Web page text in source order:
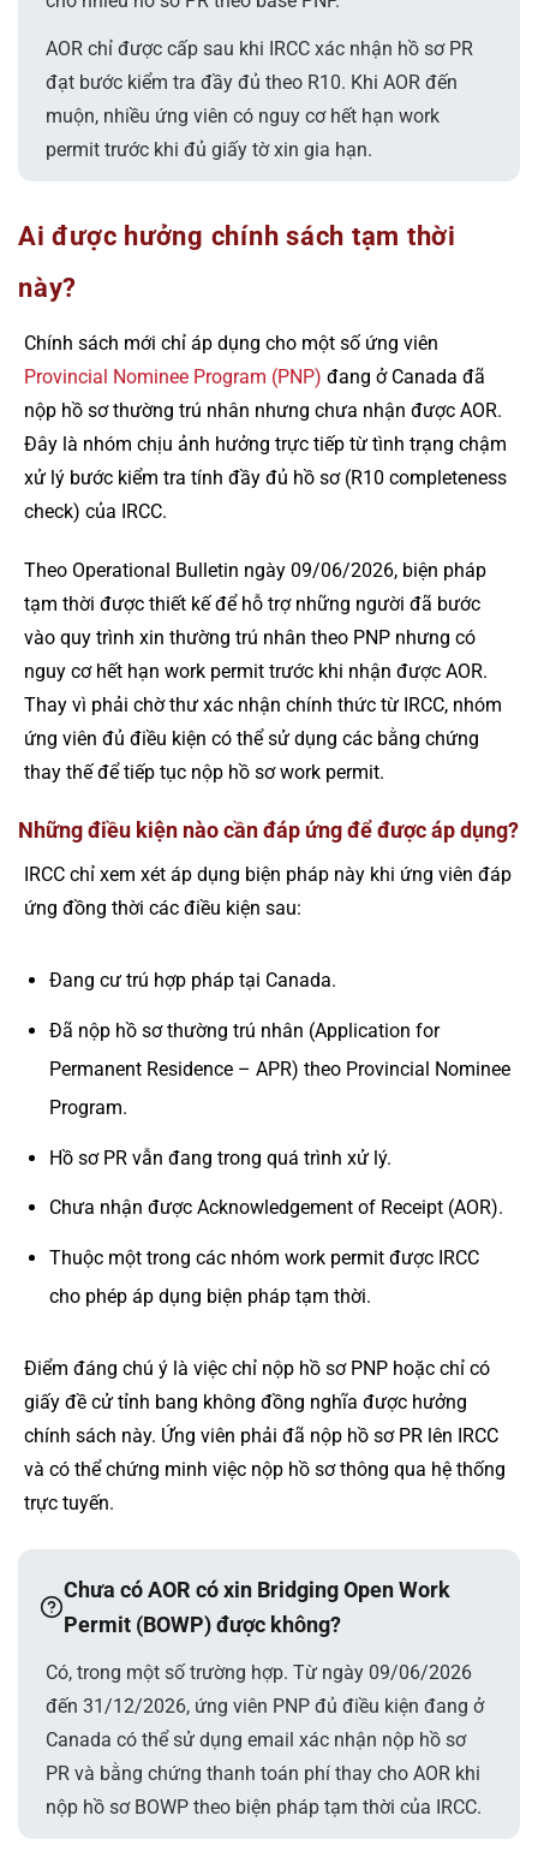
AOR chỉ được cấp sau khi IRCC xác nhận hồ sơ PR
đạt bước kiểm tra đầy đủ theo R10. Khi AOR đến
muộn, nhiều ứng viên có nguy cơ hết hạn work
permit trước khi đủ giấy tờ xin gia hạn.
Ai được hưởng chính sách tạm thời
này?
Chính sách mới chỉ áp dụng cho một số ứng viên
Provincial Nominee Program (PNP) đang ở Canada đã
nộp hồ sơ thường trú nhân nhưng chưa nhận được AOR.
Đây là nhóm chịu ảnh hưởng trực tiếp từ tình trạng chậm
xử lý bước kiểm tra tính đầy đủ hồ sơ (R10 completeness
check) của IRCC.
Theo Operational Bulletin ngày 09/06/2026, biện pháp
tạm thời được thiết kế để hỗ trợ những người đã bước
vào quy trình xin thường trú nhân theo PNP nhưng có
nguy cơ hết hạn work permit trước khi nhận được AOR.
Thay vì phải chờ thư xác nhận chính thức từ IRCC, nhóm
ứng viên đủ điều kiện có thể sử dụng các bằng chứng
thay thế để tiếp tục nộp hồ sơ work permit.
Những điều kiện nào cần đáp ứng để được áp dụng?
IRCC chỉ xem xét áp dụng biện pháp này khi ứng viên đáp
ứng đồng thời các điều kiện sau:
Đang cư trú hợp pháp tại Canada.
Đã nộp hồ sơ thường trú nhân (Application for
Permanent Residence – APR) theo Provincial Nominee
Program.
Hồ sơ PR vẫn đang trong quá trình xử lý.
Chưa nhận được Acknowledgement of Receipt (AOR).
Thuộc một trong các nhóm work permit được IRCC
cho phép áp dụng biện pháp tạm thời.
Điểm đáng chú ý là việc chỉ nộp hồ sơ PNP hoặc chỉ có
giấy đề cử tỉnh bang không đồng nghĩa được hưởng
chính sách này. Ứng viên phải đã nộp hồ sơ PR lên IRCC
và có thể chứng minh việc nộp hồ sơ thông qua hệ thống
trực tuyến.
Chưa có AOR có xin Bridging Open Work
Permit (BOWP) được không?
Có, trong một số trường hợp. Từ ngày 09/06/2026
đến 31/12/2026, ứng viên PNP đủ điều kiện đang ở
Canada có thể sử dụng email xác nhận nộp hồ sơ
PR và bằng chứng thanh toán phí thay cho AOR khi
nộp hồ sơ BOWP theo biện pháp tạm thời của IRCC.